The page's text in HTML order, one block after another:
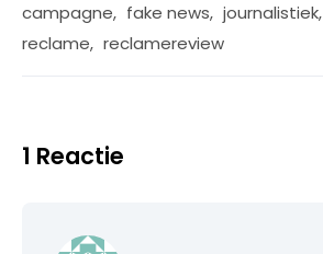
campagne, fake news, journalistiek,
reclame, reclamereview
1 Reactie